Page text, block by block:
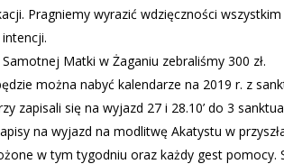
Pragniemy wyrazić wdzięczności
Matki w Żaganiu zebraliśmy 300 zł.
można nabyć kalendarze na 2019 r. z
zapisali się na wyjazd 27 i 28.10’ do 3
na wyjazd na modlitwę Akatystu w
w tym tygodniu oraz każdy gest